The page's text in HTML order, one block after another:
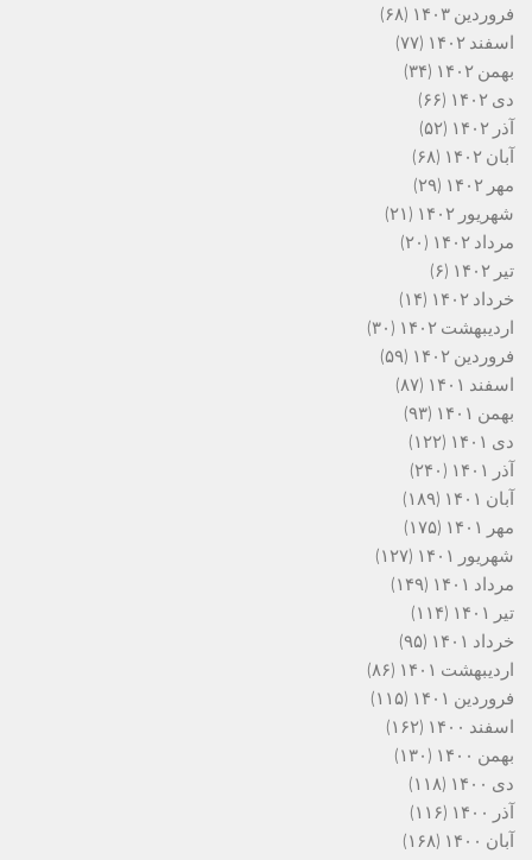
فروردین ۱۴۰۳
(۶۸)
اسفند ۱۴۰۲
(۷۷)
بهمن ۱۴۰۲
(۳۴)
دی ۱۴۰۲
(۶۶)
آذر ۱۴۰۲
(۵۲)
آبان ۱۴۰۲
(۶۸)
مهر ۱۴۰۲
(۲۹)
شهریور ۱۴۰۲
(۲۱)
مرداد ۱۴۰۲
(۲۰)
تیر ۱۴۰۲
(۶)
خرداد ۱۴۰۲
(۱۴)
اردیبهشت ۱۴۰۲
(۳۰)
فروردین ۱۴۰۲
(۵۹)
اسفند ۱۴۰۱
(۸۷)
بهمن ۱۴۰۱
(۹۳)
دی ۱۴۰۱
(۱۲۲)
آذر ۱۴۰۱
(۲۴۰)
آبان ۱۴۰۱
(۱۸۹)
مهر ۱۴۰۱
(۱۷۵)
شهریور ۱۴۰۱
(۱۲۷)
مرداد ۱۴۰۱
(۱۴۹)
تیر ۱۴۰۱
(۱۱۴)
خرداد ۱۴۰۱
(۹۵)
اردیبهشت ۱۴۰۱
(۸۶)
فروردین ۱۴۰۱
(۱۱۵)
اسفند ۱۴۰۰
(۱۶۲)
بهمن ۱۴۰۰
(۱۳۰)
دی ۱۴۰۰
(۱۱۸)
آذر ۱۴۰۰
(۱۱۶)
آبان ۱۴۰۰
(۱۶۸)